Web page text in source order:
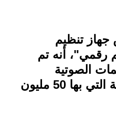
تنظيم
رقمي"، أنه تم
الصوتية
والمحافظ المحمولة التي بها 50 مليون